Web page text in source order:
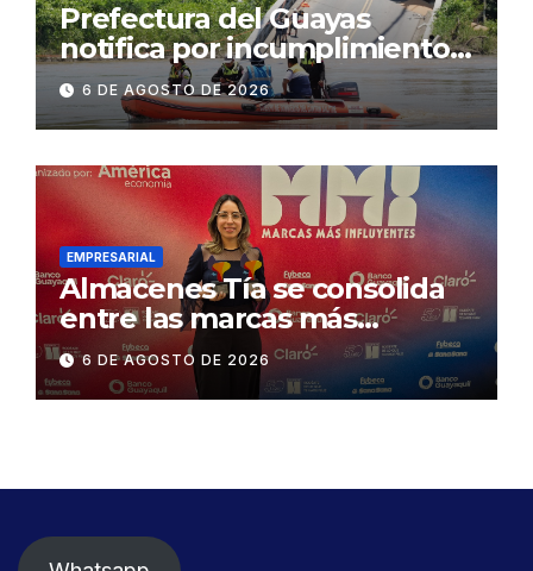
Prefectura del Guayas
notifica por incumplimiento
contractual a la
Concesionaria CONORTE y
exige celeridad en
desmontaje del puente
Gonzalo Icaza Cornejo, en
Daule
6 DE AGOSTO DE 2026
EMPRESARIAL
Almacenes Tía se consolida
entre las marcas más
influyentes del Ecuador
6 DE AGOSTO DE 2026